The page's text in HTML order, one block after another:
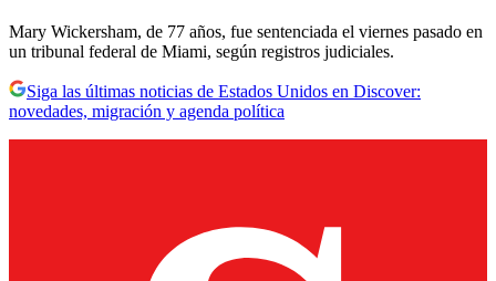
Mary Wickersham, de 77 años, fue sentenciada el viernes pasado en
un tribunal federal de Miami, según registros judiciales.
Siga las últimas noticias de Estados Unidos en Discover:
novedades, migración y agenda política